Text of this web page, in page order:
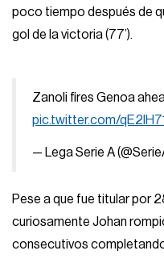
poco tiempo después de
gol de la victoria (77’).
Zanoli fires Genoa
pic.twitter.com/
— Lega Serie A
Pese a que fue titular por
curiosamente Johan
consecutivos